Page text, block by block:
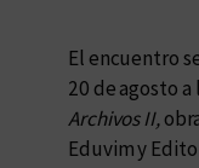
El encuentro
20 de agosto a
Archivos II,
Eduvim y